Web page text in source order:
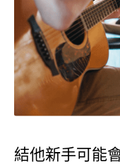
結他新手可能